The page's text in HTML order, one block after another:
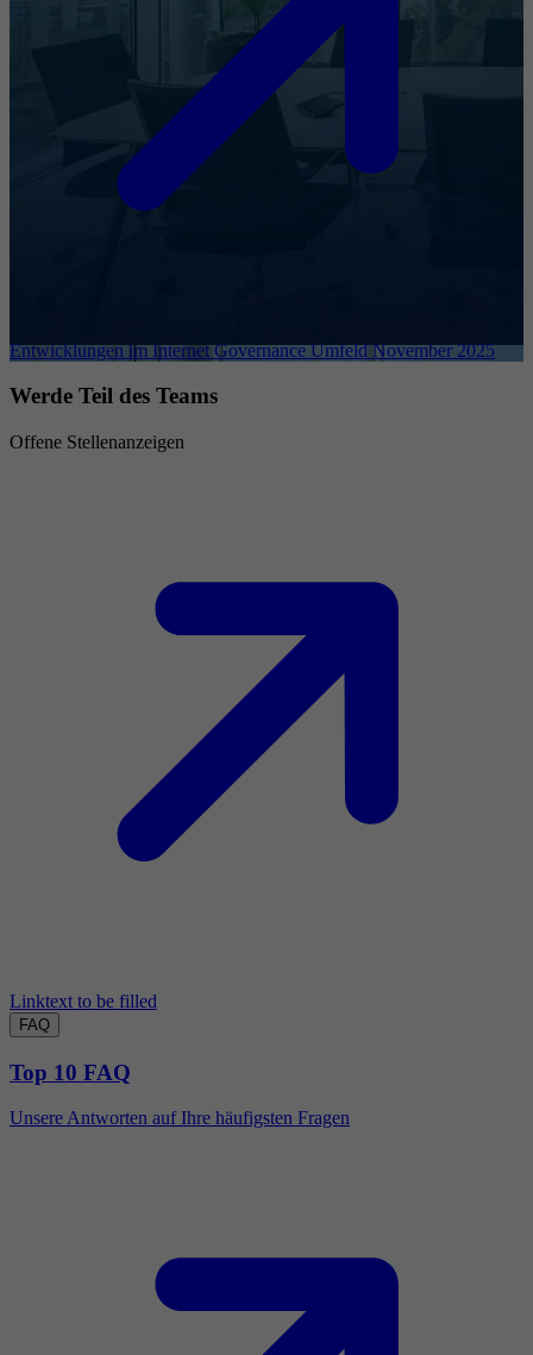
Entwicklungen im Internet Governance Umfeld November 2025
Werde Teil des Teams
Offene Stellenanzeigen
Linktext to be filled
FAQ
Top 10 FAQ
Unsere Antworten auf Ihre häufigsten Fragen